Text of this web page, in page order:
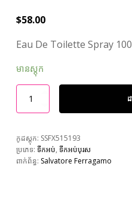
$58.00
Eau De Toilette Spray
មានស្តុក
កូដស្តុក: SSFX515193
ប្រភេទ: ទឹកអប់, ទឹកអប់បុរស
ពាក់ព័ន្ធ: Salvatore Ferragamo